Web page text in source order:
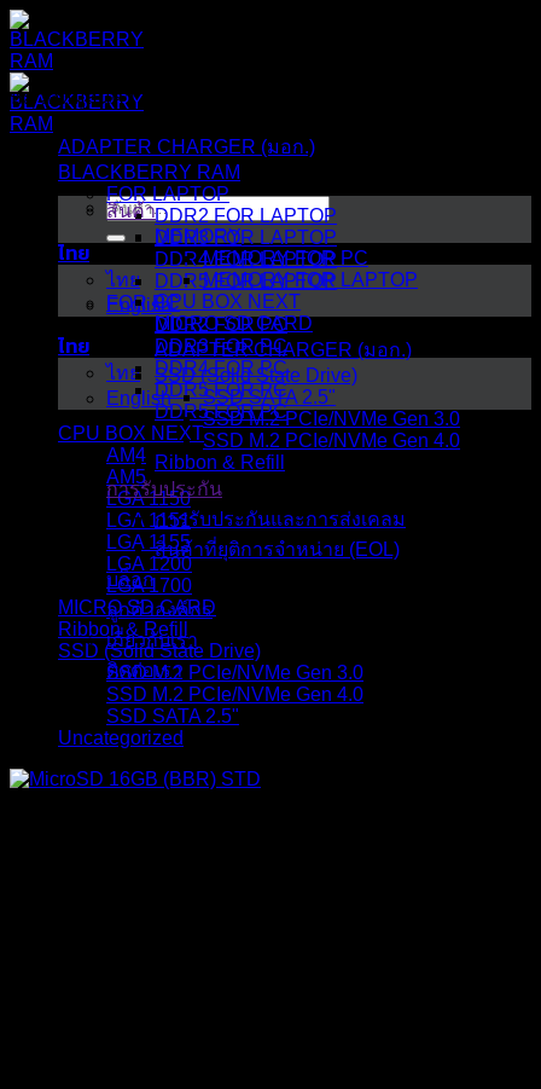
ข้าม
ไป
ยัง
เนื้อหา
สินค้า
MEMORY
MEMORY FOR PC
MEMORY FOR LAPTOP
CPU BOX NEXT
MICRO SD CARD
ADAPTER CHARGER (มอก.)
SSD (Solid State Drive)
SSD SATA 2.5"
SSD M.2 PCIe/NVMe Gen 3.0
SSD M.2 PCIe/NVMe Gen 4.0
Ribbon & Refill
การรับประกัน
การรับประกันและการส่งเคลม
สินค้าที่ยุติการจำหน่าย (EOL)
บล็อก
ลูกค้าองค์กร
เกี่ยวกับเรา
ติดต่อเรา
ค้นหา:
ไทย
ไทย
English
ไทย
ไทย
English
หมวดหมู่สินค้า
ADAPTER CHARGER (มอก.)
BLACKBERRY RAM
FOR LAPTOP
DDR2 FOR LAPTOP
DDR3 FOR LAPTOP
DDR4 FOR LAPTOP
DDR5 FOR LAPTOP
FOR PC
DDR2 FOR PC
DDR3 FOR PC
DDR4 FOR PC
DDR5 FOR PC
DDR5 FOR PC
CPU BOX NEXT
AM4
AM5
LGA 1150
LGA 1151
LGA 1155
LGA 1200
LGA 1700
MICRO SD CARD
Ribbon & Refill
SSD (Solid State Drive)
SSD M.2 PCIe/NVMe Gen 3.0
SSD M.2 PCIe/NVMe Gen 4.0
SSD SATA 2.5"
Uncategorized